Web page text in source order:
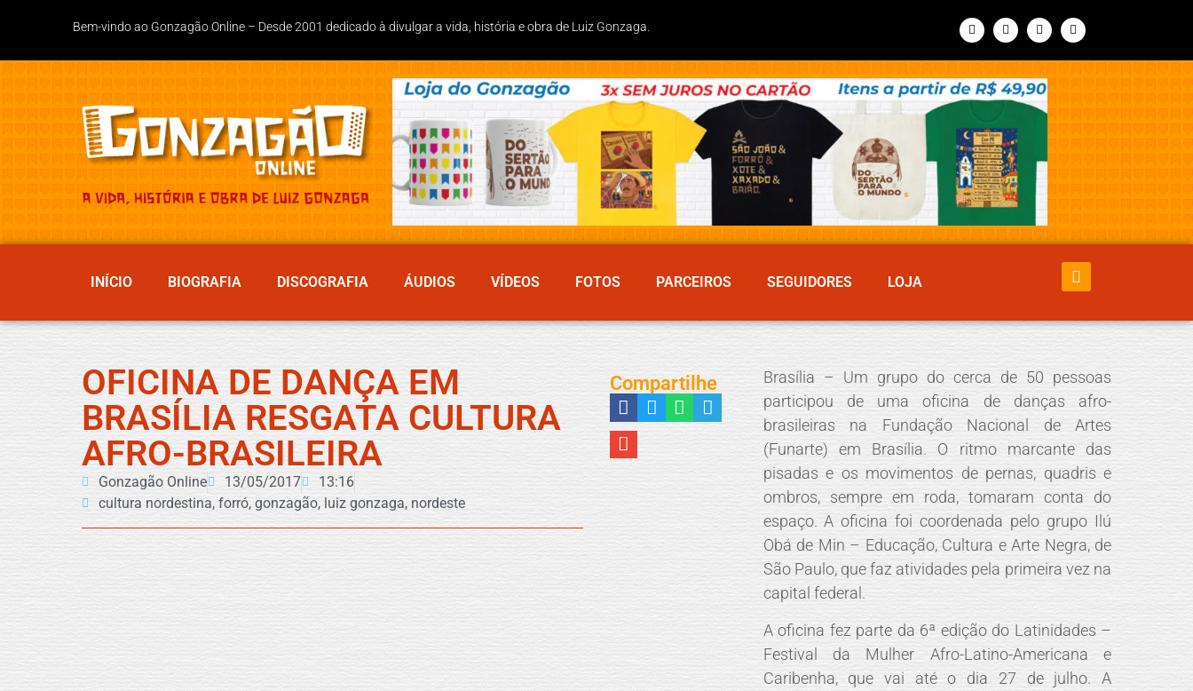
Bem-vindo ao Gonzagão Online – Desde 2001 dedicado à divulgar a vida, história e obra de Luiz Gonzaga.
INÍCIO BIOGRAFIA DISCOGRAFIA ÁUDIOS VÍDEOS FOTOS PARCEIROS SEGUIDORES LOJA
OFICINA DE DANÇA EM
BRASÍLIA RESGATA CULTURA
AFRO-BRASILEIRA
Gonzagão Online 13/05/2017
13:16
cultura nordestina, forró, gonzagão, luiz gonzaga, nordeste
Compartilhe
Brasília – Um grupo do cerca de 50 pessoas
participou de uma oficina de danças afro-
brasileiras na Fundação Nacional de Artes
(Funarte) em Brasília. O ritmo marcante das
pisadas e os movimentos de pernas, quadris e
ombros, sempre em roda, tomaram conta do
espaço. A oficina foi coordenada pelo grupo Ilú
Obá de Min – Educação, Cultura e Arte Negra, de
São Paulo, que faz atividades pela primeira vez na
capital federal.
A oficina fez parte da 6ª edição do Latinidades –
Festival da Mulher Afro-Latino-Americana e
Caribenha, que vai até o dia 27 de julho. A